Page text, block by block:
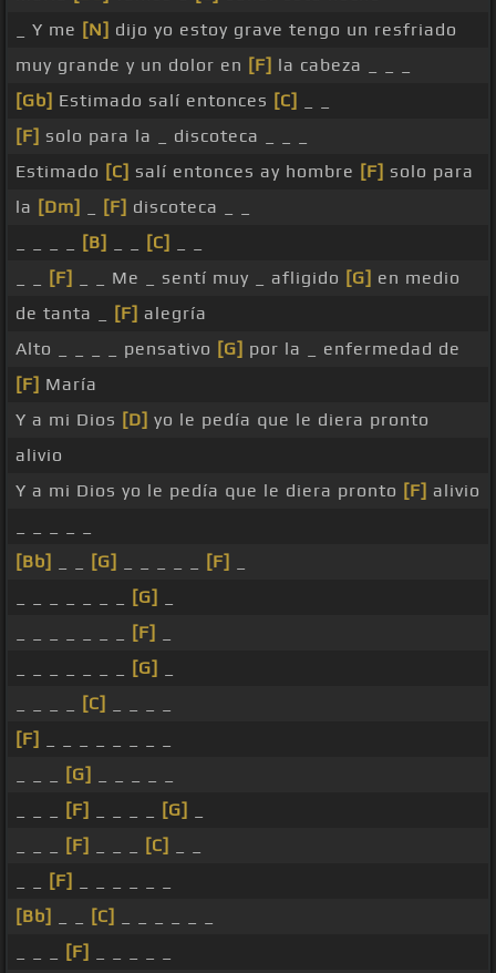
_ Y me [N] dijo yo estoy grave tengo un resfriado
muy grande y un dolor en [F] la cabeza _ _ _
[Gb] Estimado salí entonces [C]
[F] solo para la _ discoteca _ _ _
Estimado [C] salí entonces ay hombre [F] solo para
la [Dm] [F] discoteca _ _
[B] [C]
[F] _ _ Me _ sentí muy _ afligido [G] en medio
de tanta _
[F] alegría
Alto _ _ _ _ pensativo [G] por la _ enfermedad de
[F] María
Y a mi Dios [D] yo le pedía que le diera pronto
alivio
Y a mi Dios yo le pedía que le diera pronto [F] alivio
[Bb]
[G] [F]
[G]
[F]
[G]
[C]
[F]
[G]
[F] [G]
[F] [C]
[F]
[Bb]
[C]
[F]